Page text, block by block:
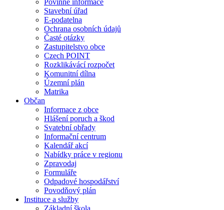
Povinné informace
Stavební úřad
E-podatelna
Ochrana osobních údajů
Časté otázky
Zastupitelstvo obce
Czech POINT
Rozklikávácí rozpočet
Komunitní dílna
Územní plán
Matrika
Občan
Informace z obce
Hlášení poruch a škod
Svatební obřady
Informační centrum
Kalendář akcí
Nabídky práce v regionu
Zpravodaj
Formuláře
Odpadové hospodářství
Povodňový plán
Instituce a služby
Základní škola